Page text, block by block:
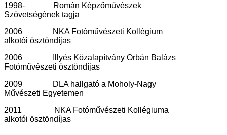
1998- Román Képzőművészek
Szövetségének tagja
2006 NKA Fotóművészeti Kollégium
alkotói ösztöndíjas
2006 Illyés Közalapítvány Orbán Balázs
Fotóművészeti ösztöndíjas
2009 DLA hallgató a Moholy-Nagy
Művészeti Egyetemen
2011 NKA Fotóművészeti Kollégiuma
alkotói ösztöndíjas